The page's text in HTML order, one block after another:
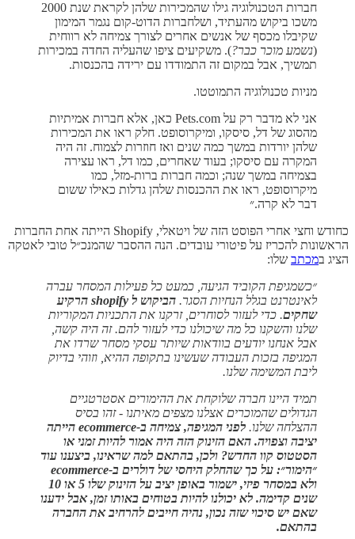
חברות הטכנולוגיה גילו שהמכירות שלהן לקראת שנת 2000
משכו ביקוש מהעתיד, ושלחברות הדוט-קום נגמר המימון
שקיבלו מכסף של אנשים אחרים לצורך צמיחה לא רווחית
(נשמע מוכר כבר?). משקיעים ציפו שהעליה החדה במכירות
תמשיך, אבל במקום זה התמודדו עם ירידה בהכנסות.
מניות טכנולוגיה התמוטטו.
אני לא מדבר רק על Pets.com כאן, אלא חברות אמיתיות
מהסוג של דל, סיסקו, ומיקרוסופט. חלק ראו את המכירות
שלהן יורדות במשך כמה שנים ואז חוזרות לצמוח. זה היה
המקרה עם סיסקו; בעוד שאחרים, כמו דל, ראו עצירה
בצמיחה במשך שנה; וכמה חברות ברות-מזל, כמו
מיקרוסופט, ראו את ההכנסות שלהן גדלות כאילו ששום
דבר לא קרה.״
כחודש וחצי אחרי הפוסט הזה של ויטאלי, Shopify הייתה אחת החברות
הראשונות להכריז על פיטורי עובדים. הנה ההסבר שהמנכ״ל טובי לאטקה
הציג במכתב שלו:
״כשמגיפת הקוביד הגיעה, כמעט כל פעילות המסחר עברה
לאינטרנט בגלל הנחיות הסגר.
הביקוש ל shopify הרקיע
שחקים. כדי לעזור לסוחרים, זרקנו את התכניות המקוריות
שלנו והשקנו כל מה שיכולנו כדי לעזור להם. זה היה קשה,
אבל אנחנו יודעים בוודאות שיותר עסקי מסחר שרדו את
המגיפה בזכות העבודה שעשינו בתקופה ההיא, וזוהי בדיוק
ליבת המשימה שלנו.
תמיד היינו חברה שלוקחת את ההימורים אסטרטגיים
הגדולים שהמוכרים אצלנו מצפים מאיתנו - זהו בסיס
ההצלחה שלנו.
לפני המגיפה, צמיחה ב-ecommerce הייתה
יציבה וצפויה. האם הזינוק הזה היה אמור להיות זמני או
הסטטוס קוו החדש? ולכן, בהתאם למה שראינו, ביצענו עוד
״הימור״: על כך שהחלק היחסי של דולרים ב-ecommerce
ולא במסחר פיזי, ישמור באופן יציב על הזינוק שלו 5 או 10
שנים קדימה. לא יכולנו להיות בטוחים באותו זמן, אבל ידענו
שאם יש סיכוי שזה נכון, נהיה חייבים להרחיב את החברה
בהתאם.